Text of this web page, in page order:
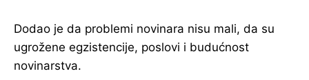
Dodao je da problemi novinara nisu mali, da su
ugrožene egzistencije, poslovi i budućnost
novinarstva.